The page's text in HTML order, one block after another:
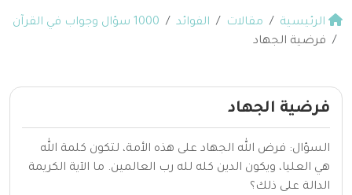
الرئيسية مقالات الفوائد
1000 سؤال وجواب في القرآن
فرضية الجهاد
فرضية الجهاد
السؤال: فرض الله الجهاد على هذه الأمة، لتكون كلمة الله
هي العليا، ويكون الدين كله لله رب العالمين. ما الآية الكريمة
الدالة على ذلك؟